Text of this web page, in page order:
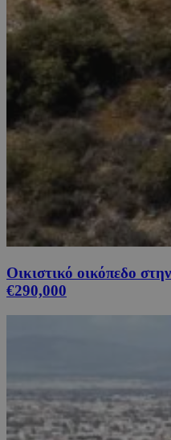
Οικιστικό οικόπεδο
€290,000